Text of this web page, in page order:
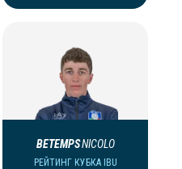
BETEMPSNICOLO
РЕЙТИНГ КУБКА IBU